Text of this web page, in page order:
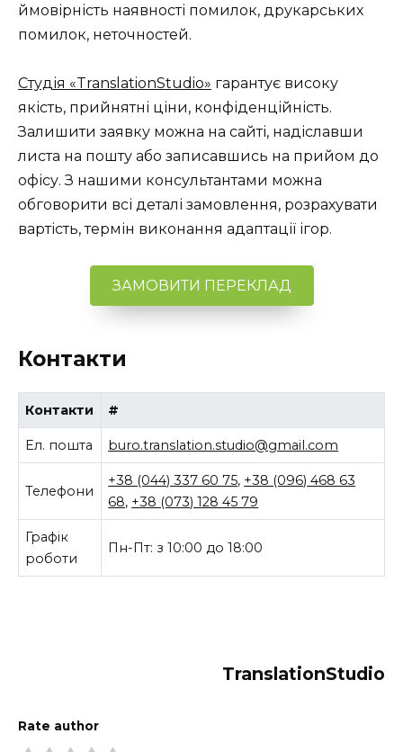
ймовірність наявності помилок, друкарських
помилок, неточностей.
Студія «TranslationStudio» гарантує високу
якість, прийнятні ціни, конфіденційність.
Залишити заявку можна на сайті, надіславши
листа на пошту або записавшись на прийом до
офісу. З нашими консультантами можна
обговорити всі деталі замовлення, розрахувати
вартість, термін виконання адаптації ігор.
ЗАМОВИТИ ПЕРЕКЛАД
Контакти
Контакти #
Ел. пошта buro.translation.studio@gmail.com
Телефони
+38 (044) 337 60 75, +38 (096) 468 63
68, +38 (073) 128 45 79
Графік
роботи
Пн-Пт: з 10:00 до 18:00
TranslationStudio
Rate author